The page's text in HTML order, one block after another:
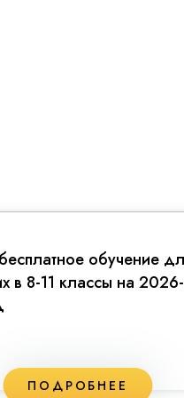
обучение
в 8-11 классы на
ПОДРОБНЕЕ